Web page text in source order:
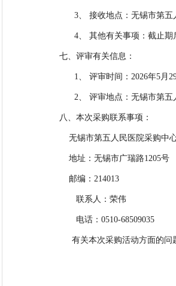
3、 接收地点：无锡市第
4、 其他有关事项：截止
七、评审有关信息：
1、 评审时间：2026年5月
2、 评审地点：无锡市第
八、本次采购联系事项：
无锡市第五人民医院采购中
地址：无锡市广瑞路1205号
邮编： 214013
联系人：荣伟
电话： 0510-68509035
有关本次采购活动方面的